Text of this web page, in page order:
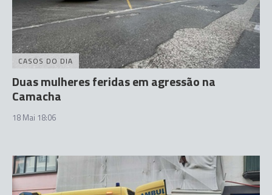
CASOS DO DIA
Duas mulheres feridas em agressão na
Camacha
18 Mai 18:06